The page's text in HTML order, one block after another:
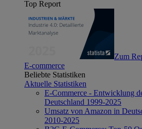
Top Report
Zum
E-commerce
Beliebte Statistiken
Aktuelle Statistiken
E-Commerce - Entwicklung
Deutschland 1999-2025
Umsatz von Amazon in
2010-2025